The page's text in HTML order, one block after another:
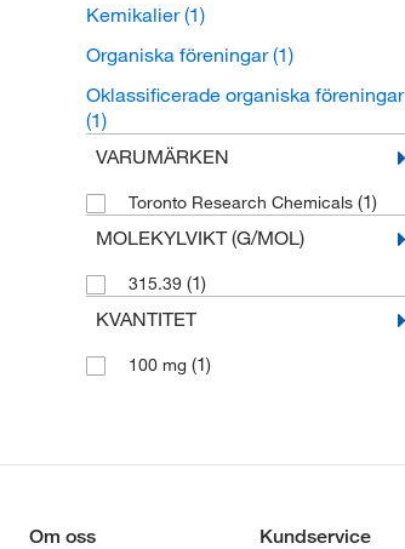
Kemikalier(1)
Organiska föreningar(1)
Oklassificerade organiska föreningar
(1)
VARUMÄRKEN
Toronto Research Chemicals (1)
MOLEKYLVIKT (G/MOL)
315.39 (1)
KVANTITET
100 mg (1)
Om oss Kundservice